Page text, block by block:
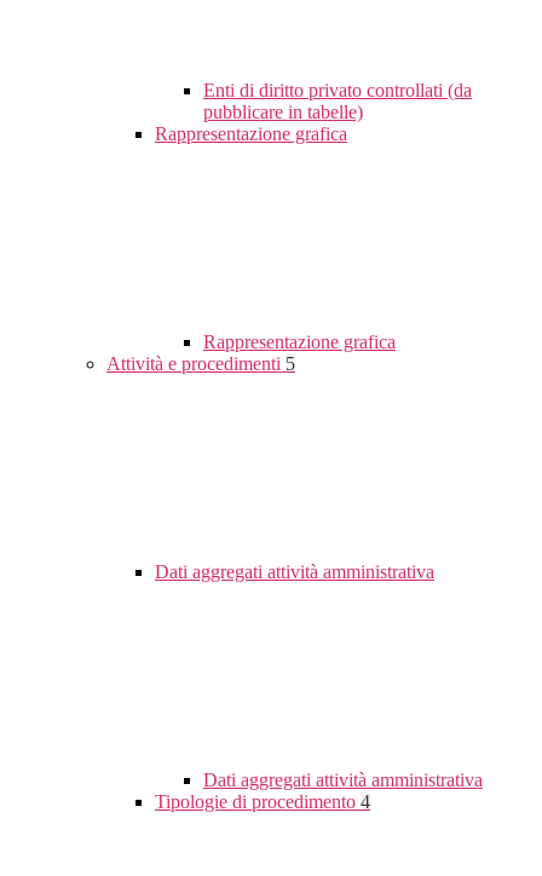
Enti di diritto privato controllati (da
pubblicare in tabelle)
Rappresentazione grafica
Rappresentazione grafica
Attività e procedimenti 5
Dati aggregati attività amministrativa
Dati aggregati attività amministrativa
Tipologie di procedimento 4